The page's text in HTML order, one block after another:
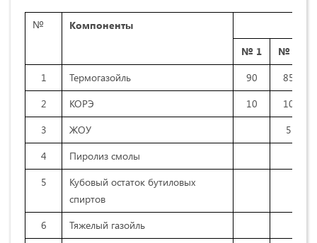
№
Компоненты
№ 1
№ 2
1
Термогазойль 90
85
2
КОРЭ 10
10
3
ЖОУ
5
4
Пиролиз смолы
5
Кубовый остаток бутиловых
спиртов
6
Тяжелый газойль